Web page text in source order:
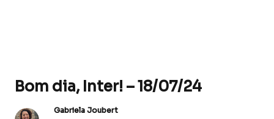
Bom dia, Inter! – 18/07/24
Gabriela Joubert